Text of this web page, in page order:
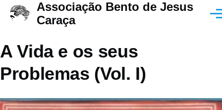
Passar para o conteúdo principal
Associação Bento de Jesus
Caraça
A Vida e os seus
Problemas (Vol. I)